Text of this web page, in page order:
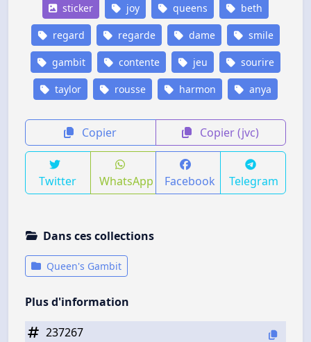
sticker joy queens beth
regard regarde dame smile
gambit contente jeu sourire
taylor rousse harmon anya
Copier Copier (jvc)
Twitter WhatsApp Facebook Telegram
Dans ces collections
Queen's Gambit
Plus d'information
237267